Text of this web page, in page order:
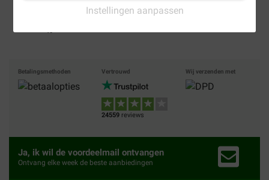
Instellingen aanpassen
Gratis bezorging vanaf €
Betalingsmethoden Vertrouwd
24559 reviews
Wij verzenden met
Ja, ik wil de voordeelmail ontvangen
Ontvang elke week de beste aanbiedingen